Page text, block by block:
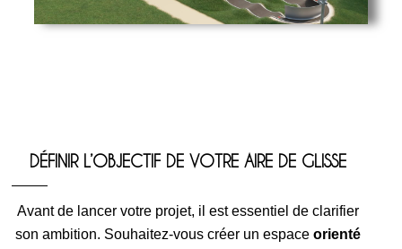
DÉFINIR L’OBJECTIF DE VOTRE AIRE DE GLISSE
Avant de lancer votre projet, il est essentiel de clarifier
son ambition. Souhaitez-vous créer un espace orienté